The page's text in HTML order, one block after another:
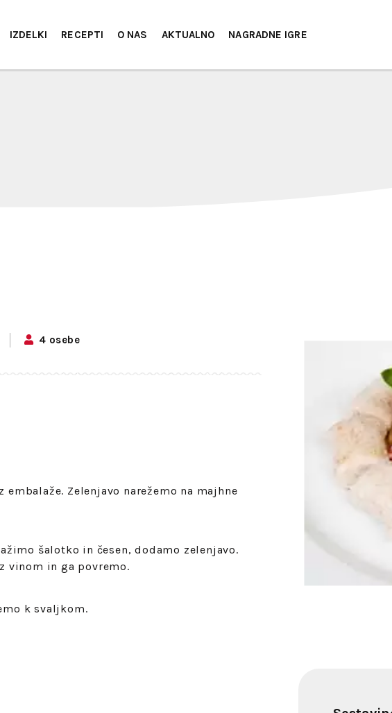
IZDELKI RECEPTI O NAS AKTUALNO NAGRADNE IGRE
4 osebe
Zelenjavo narežemo na majhne
šalotko in česen, dodamo zelenjavo.
vinom in ga povremo.
k svaljkom.